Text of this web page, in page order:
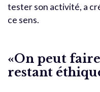
tester son activité, a
ce sens.
«On peut
restant